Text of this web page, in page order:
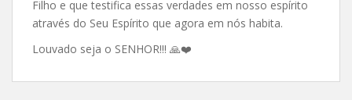
Filho e que testifica essas verdades em nosso espírito
através do Seu Espírito que agora em nós habita.
Louvado seja o SENHOR!!! 🙏❤️